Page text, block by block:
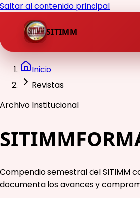
Saltar al contenido principal
SITIMM
Inicio
Revistas
Archivo Institucional
Compendio semestral del SITIMM
documenta los avances y